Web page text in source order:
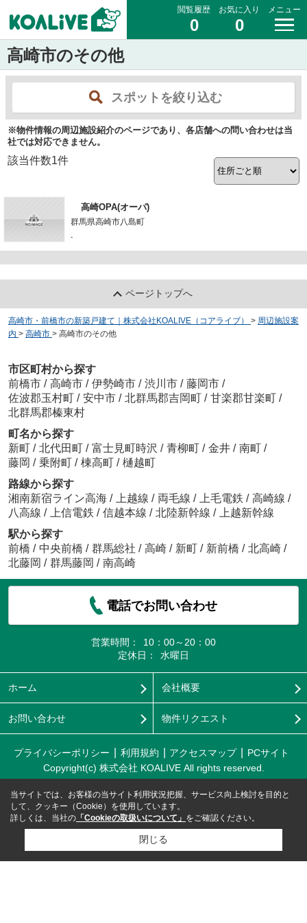
閲覧履歴
0
お気に入り
0
メニュー
高崎市のその他
スポットを絞り込む
※物件情報の周辺施設紹介のページであり、各店舗への問い合わせは当
社では対応できません。
該当件数1件
高崎OPA(オーパ)
群馬県高崎市八島町
-
ページトップへ
高崎市・前橋市の新築戸建て｜株式会社KOALIVE（コアライブ） > 周辺施設案
内 > 高崎市 > 高崎市のその他
市区町村から探す
前橋市 / 高崎市 / 伊勢崎市 / 渋川市 / 藤岡市 /
佐波郡玉村町 / 安中市 / 北群馬郡吉岡町 / 甘楽郡甘楽町 /
北群馬郡榛東村
町名から探す
新町 / 北代田町 / 富士見町時沢 / 青柳町 / 金井 / 南町 /
藤岡 / 乗附町 / 棟高町 / 樋越町
路線から探す
湘南新宿ライン高海 / 上越線 / 両毛線 / 上毛電鉄 / 高崎線 /
八高線 / 上信電鉄 / 信越本線 / 北陸新幹線 /
上越新幹線
駅から探す
前橋 / 中央前橋 / 群馬総社 / 高崎 / 新町 / 新前橋 / 北高崎 /
北藤岡 / 群馬藤岡 / 南高崎
電話でお問い合わせ
営業時間：
10：00～20：00
定休日：
水曜日
ホーム 会社概要
お問い合わせ 物件リクエスト
プライバシーポリシー 利用規約 アクセスマップ
PCサイト
Copyright(c) 株式会社 KOALIVE All rights reserved.
当サイトでは、お客様の当サイト利用状況把握、サービス向上検討を目的と
して、クッキー（Cookie）を使用しています。
詳しくは、当社の 「Cookieの取扱いについて」 をご確認ください。
閉じる